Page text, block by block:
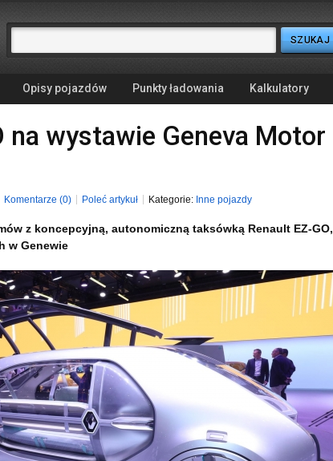
Opisy pojazdów Punkty ładowania Kalkulatory
na wystawie Geneva Motor
Komentarze (0) Poleć artykuł Kategorie: Inne pojazdy
z koncepcyjną, autonomiczną taksówką Renault EZ-GO,
w Genewie